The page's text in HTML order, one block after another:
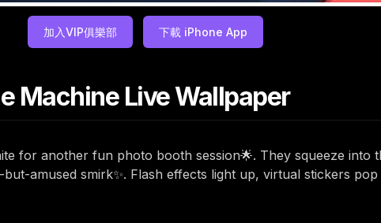
加入VIP俱樂部 下載 iPhone App
Machine Live Wallpaper
for another fun photo booth session🌟. They squeeze
amused smirk✨. Flash effects light up, virtual stickers